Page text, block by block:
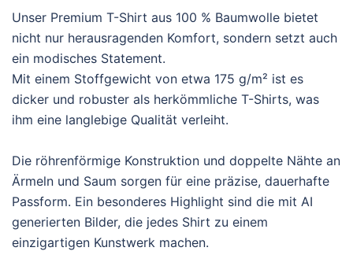
Unser Premium T-Shirt aus 100 % Baumwolle bietet
nicht nur herausragenden Komfort, sondern setzt auch
ein modisches Statement.
Mit einem Stoffgewicht von etwa 175 g/m² ist es
dicker und robuster als herkömmliche T-Shirts, was
ihm eine langlebige Qualität verleiht.
Die röhrenförmige Konstruktion und doppelte Nähte an
Ärmeln und Saum sorgen für eine präzise, dauerhafte
Passform. Ein besonderes Highlight sind die mit AI
generierten Bilder, die jedes Shirt zu einem
einzigartigen Kunstwerk machen.